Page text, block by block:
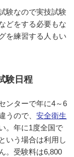
験なので実技試験
どをする必要もな
を練習する人もい
験日程
ンターで年に4～6
うので、安全衛生
。年に1度全国で
いう場合は利用し
。受験料は6,800